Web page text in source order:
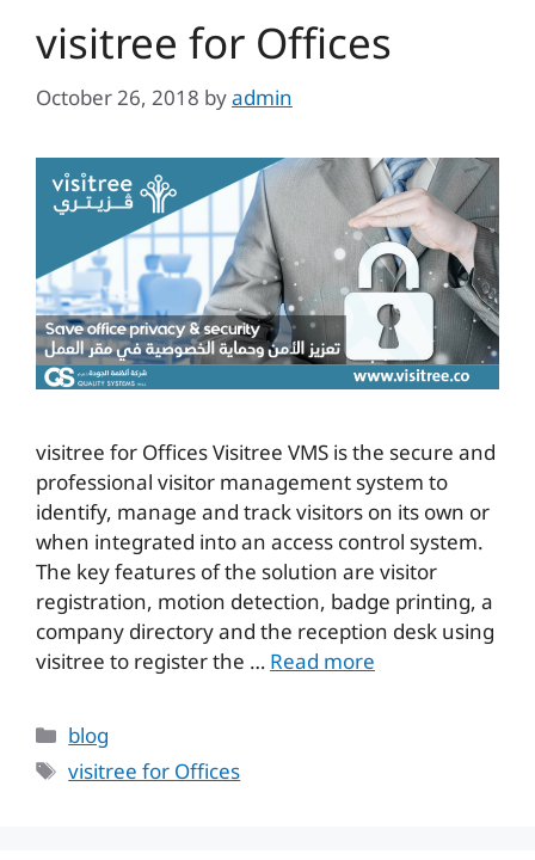
visitree for Offices
October 26, 2018byadmin
visitree for Offices Visitree VMS is the secure and
professional visitor management system to
identify, manage and track visitors on its own or
when integrated into an access control system.
The key features of the solution are visitor
registration, motion detection, badge printing, a
company directory and the reception desk using
visitree to register the …Read more
Categories
blog
Tags
visitree for Offices